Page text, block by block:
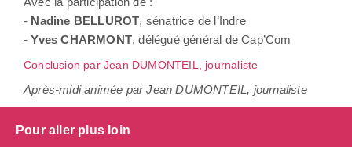
- Nadine BELLUROT, sénatrice de l’Indre
-Yves CHARMONT, délégué général de Cap’Com
Conclusion par Jean DUMONTEIL, journaliste
Après-midi animée par Jean DUMONTEIL, journaliste
Pour aller plus loin